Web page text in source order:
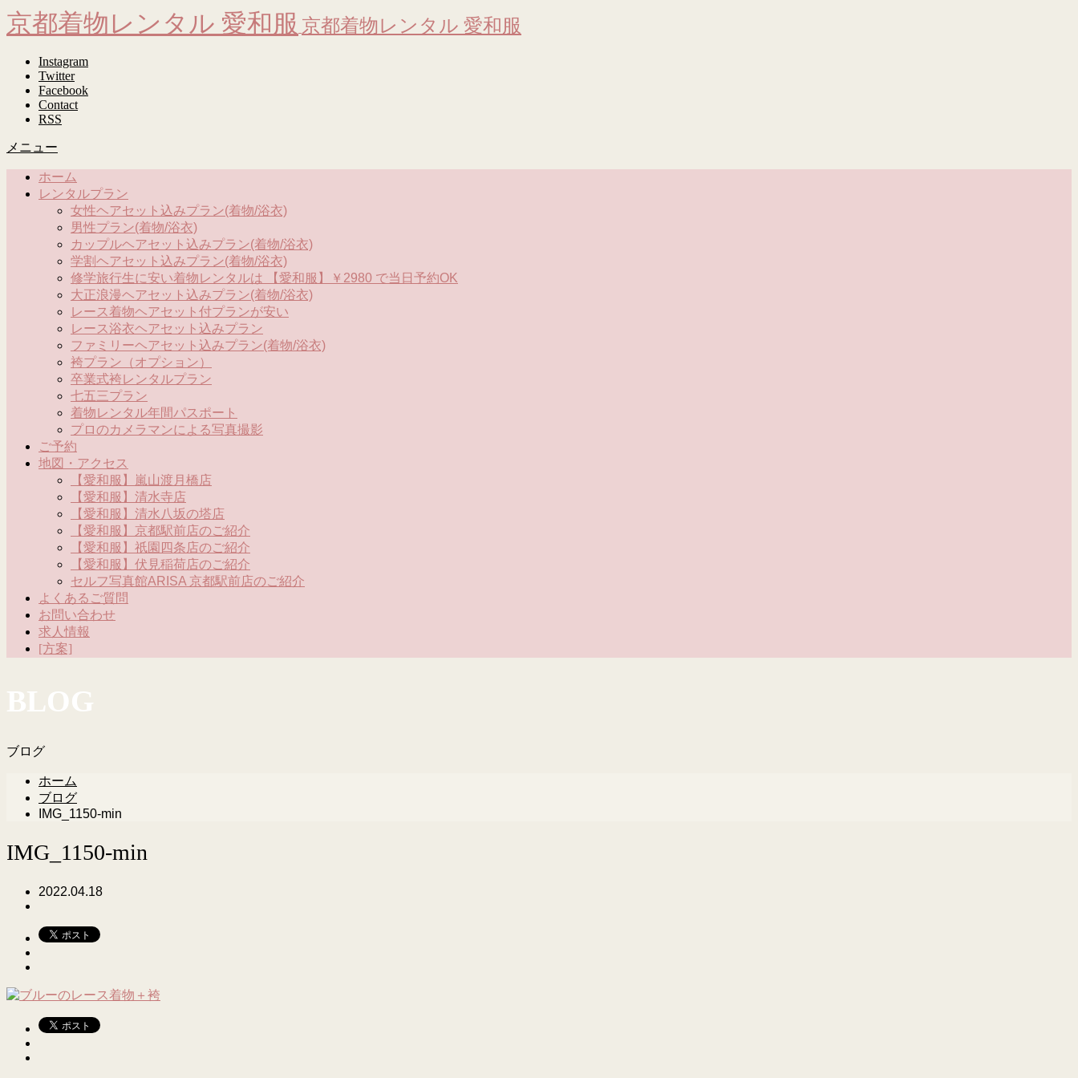
京都着物レンタル 愛和服 京都着物レンタル 愛和服
Instagram
Twitter
Facebook
Contact
RSS
メニュー
ホーム
レンタルプラン
女性ヘアセット込みプラン(着物/浴衣)
男性プラン(着物/浴衣)
カップルヘアセット込みプラン(着物/浴衣)
学割ヘアセット込みプラン(着物/浴衣)
修学旅行生に安い着物レンタルは 【愛和服】￥2980 で当日予約OK
大正浪漫ヘアセット込みプラン(着物/浴衣)
レース着物ヘアセット付プランが安い
レース浴衣ヘアセット込みプラン
ファミリーヘアセット込みプラン(着物/浴衣)
袴プラン（オプション）
卒業式袴レンタルプラン
七五三プラン
着物レンタル年間パスポート
プロのカメラマンによる写真撮影
ご予約
地図・アクセス
【愛和服】嵐山渡月橋店
【愛和服】清水寺店
【愛和服】清水八坂の塔店
【愛和服】京都駅前店のご紹介
【愛和服】祇園四条店のご紹介
【愛和服】伏見稲荷店のご紹介
セルフ写真館ARISA 京都駅前店のご紹介
よくあるご質問
お問い合わせ
求人情報
[方案]
BLOG
ブログ
ホーム
ブログ
IMG_1150-min
IMG_1150-min
2022.04.18